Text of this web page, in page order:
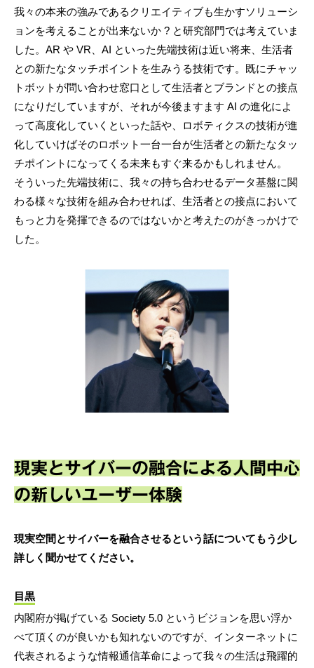
我々の本来の強みであるクリエイティブも生かすソリューシ
ョンを考えることが出来ないか ? と研究部門では考えていま
した。AR や VR、AI といった先端技術は近い将来、生活者
との新たなタッチポイントを生みうる技術です。既にチャッ
トボットが問い合わせ窓口として生活者とブランドとの接点
になりだしていますが、それが今後ますます AI の進化によ
って高度化していくといった話や、ロボティクスの技術が進
化していけばそのロボット一台一台が生活者との新たなタッ
チポイントになってくる未来もすぐ来るかもしれません。
そういった先端技術に、我々の持ち合わせるデータ基盤に関
わる様々な技術を組み合わせれば、生活者との接点において
もっと力を発揮できるのではないかと考えたのがきっかけで
した。
現実とサイバーの融合による人間中心
の新しいユーザー体験
現実空間とサイバーを融合させるという話についてもう少し
詳しく聞かせてください。
目黒
内閣府が掲げている Society 5.0 というビジョンを思い浮か
べて頂くのが良いかも知れないのですが、インターネットに
代表されるような情報通信革命によって我々の生活は飛躍的